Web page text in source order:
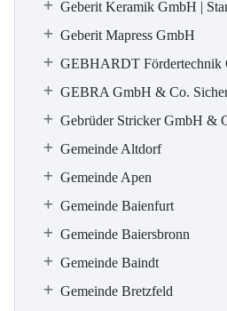
Geberit Keramik GmbH |
Geberit Mapress GmbH
GEBHARDT Fördertechnik
GEBRA GmbH & Co.
Gebrüder Stricker GmbH &
Gemeinde Altdorf
Gemeinde Apen
Gemeinde Baienfurt
Gemeinde Baiersbronn
Gemeinde Baindt
Gemeinde Bretzfeld